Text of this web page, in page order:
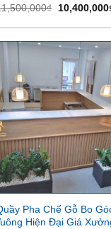
₫ Giá
là:
10,400,000
Pha Chế Gỗ Bo
Hiện Đại Giá